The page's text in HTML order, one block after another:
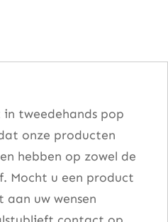
in tweedehands pop
onze producten
hebben op zowel de
Mocht u een product
uw wensen